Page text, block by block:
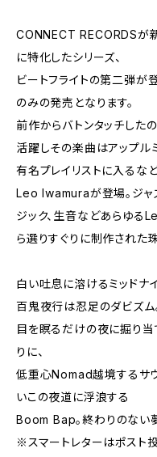
CONNECT RECORDSが
に特化したシリーズ、
ビートフライトの第二弾が
のみの発売となります。
前作からバトンタッチし
活躍しその楽曲はアップ
有名プレイリストに入るな
Leo Iwamuraが登場。ジャ
ジック、生音などあらゆ
ら選りすぐりに制作された
白い吐息に溶けるミッドナイ
百鬼夜行は忍足のダビズム
目を瞑るだけの夜に掘り
りに、
低重心Nomad越境するサ
いこの夜道に浮浪する
Boom Bap。終わりのない
※スマートレターはポスト